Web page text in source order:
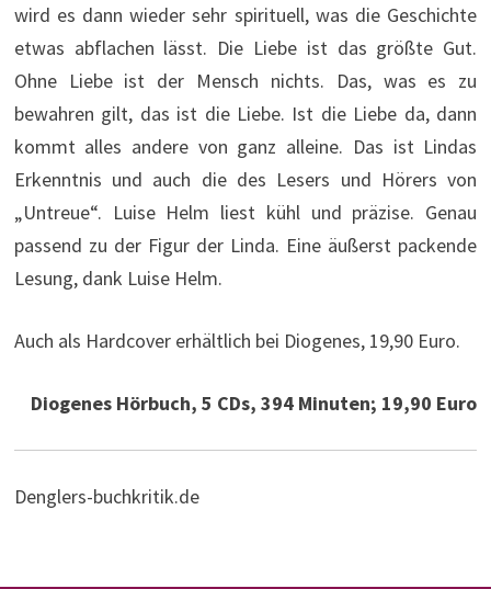
wird es dann wieder sehr spirituell, was die Geschichte
etwas abflachen lässt. Die Liebe ist das größte Gut.
Ohne Liebe ist der Mensch nichts. Das, was es zu
bewahren gilt, das ist die Liebe. Ist die Liebe da, dann
kommt alles andere von ganz alleine. Das ist Lindas
Erkenntnis und auch die des Lesers und Hörers von
„Untreue“. Luise Helm liest kühl und präzise. Genau
passend zu der Figur der Linda. Eine äußerst packende
Lesung, dank Luise Helm.
Auch als Hardcover erhältlich bei Diogenes, 19,90 Euro.
Diogenes Hörbuch, 5 CDs, 394 Minuten; 19,90 Euro
Denglers-buchkritik.de